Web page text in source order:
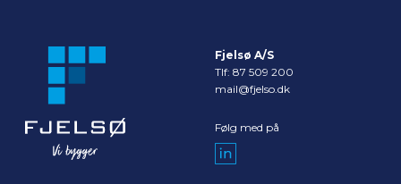
Fjelsø A/S
Tlf: 87 509 200
mail@fjelso.dk
Følg med på